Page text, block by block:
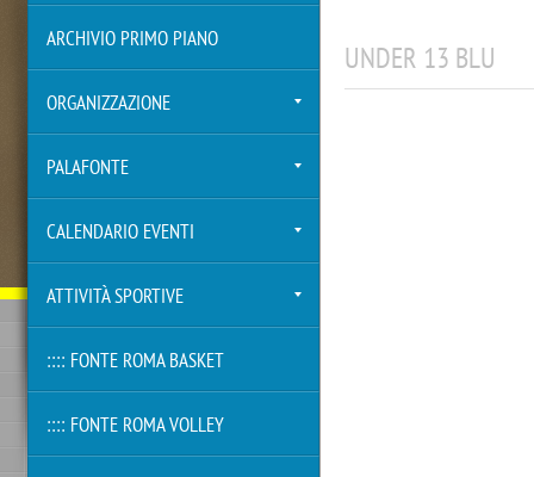
UNDER 13 BLU
ARCHIVIO PRIMO PIANO
ORGANIZZAZIONE
PALAFONTE
CALENDARIO EVENTI
ATTIVITÀ SPORTIVE
:::: FONTE ROMA BASKET
:::: FONTE ROMA VOLLEY